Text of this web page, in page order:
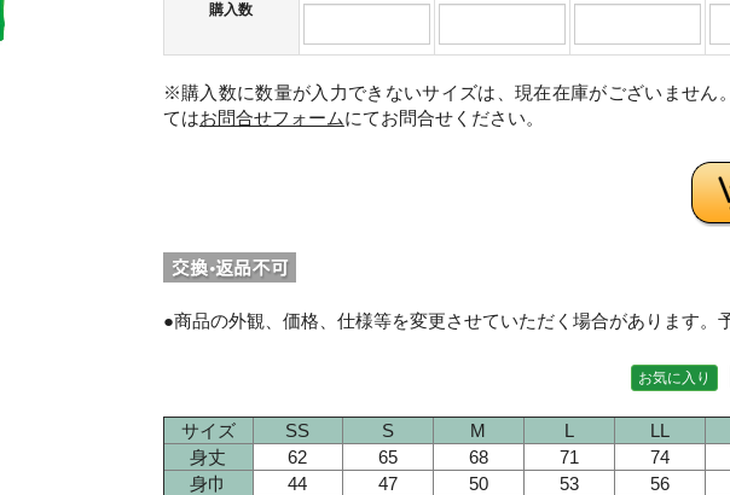
購入数
※購入数に数量が入力できないサイズは、現在在庫がございません
てはお問合せフォームにてお問合せください。
●商品の外観、価格、仕様等を変更させていただく場合があります。
お気に入り
サイズ SS S M L LL
身丈
62 65 68 71 74
身巾
44 47 50 53 56